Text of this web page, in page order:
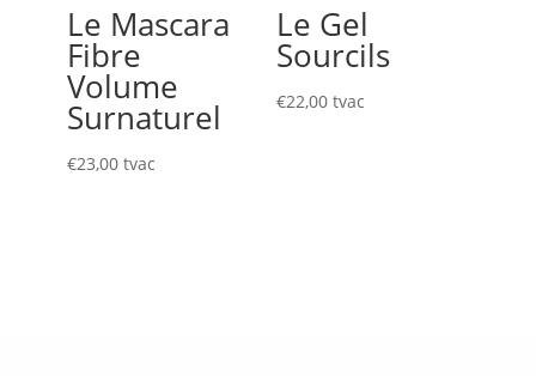
Le Mascara
Fibre
Volume
Surnaturel
€23,00 tvac
Le Gel
Sourcils
€22,00 tvac